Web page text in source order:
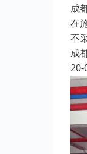
成
在
不
成
20-